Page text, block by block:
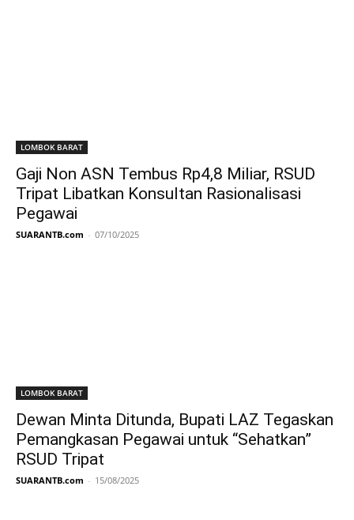
LOMBOK BARAT
Gaji Non ASN Tembus Rp4,8 Miliar, RSUD
Tripat Libatkan Konsultan Rasionalisasi
Pegawai
SUARANTB.com - 07/10/2025
LOMBOK BARAT
Dewan Minta Ditunda, Bupati LAZ Tegaskan
Pemangkasan Pegawai untuk “Sehatkan”
RSUD Tripat
SUARANTB.com - 15/08/2025